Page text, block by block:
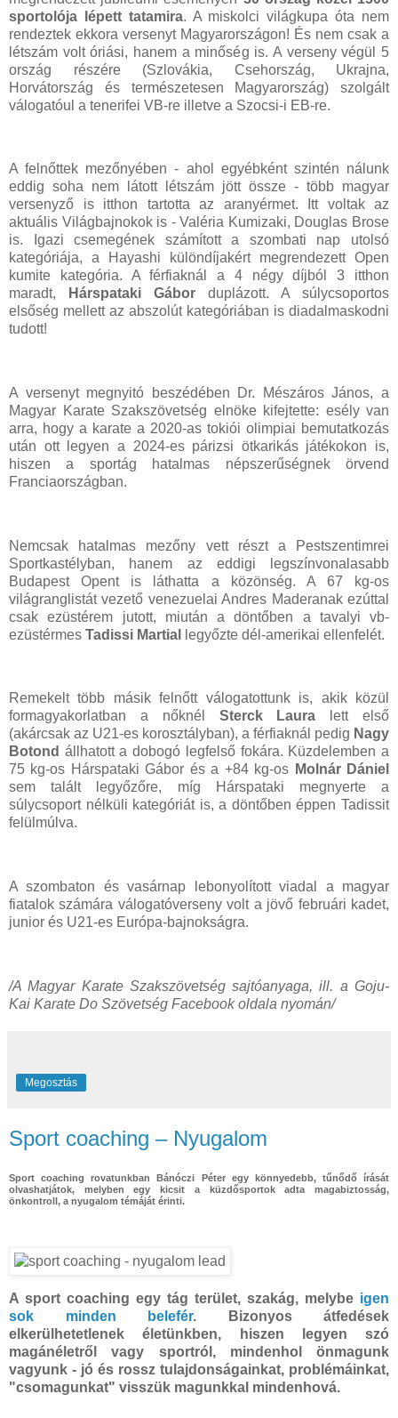
sportolója lépett tatamira. A miskolci világkupa óta nem
rendeztek ekkora versenyt Magyarországon! És nem csak a
létszám volt óriási, hanem a minőség is. A verseny végül 5
ország részére (Szlovákia, Csehország, Ukrajna,
Horvátország és természetesen Magyarország) szolgált
válogatóul a tenerifei VB-re illetve a Szocsi-i EB-re.
A felnőttek mezőnyében - ahol egyébként szintén nálunk
eddig soha nem látott létszám jött össze - több magyar
versenyző is itthon tartotta az aranyérmet. Itt voltak az
aktuális Világbajnokok is - Valéria Kumizaki, Douglas Brose
is. Igazi csemegének számított a szombati nap utolsó
kategóriája, a Hayashi különdíjakért megrendezett Open
kumite kategória. A férfiaknál a 4 négy díjból 3 itthon
maradt,
Hárspataki Gábor duplázott. A súlycsoportos
elsőség mellett az abszolút kategóriában is diadalmaskodni
tudott!
A versenyt megnyitó beszédében Dr. Mészáros János, a
Magyar Karate Szakszövetség elnöke kifejtette: esély van
arra, hogy a karate a 2020-as tokiói olimpiai bemutatkozás
után ott legyen a 2024-es párizsi ötkarikás játékokon is,
hiszen a sportág hatalmas népszerűségnek örvend
Franciaországban.
Nemcsak hatalmas mezőny vett részt a Pestszentimrei
Sportkastélyban, hanem az eddigi legszínvonalasabb
Budapest Opent is láthatta a közönség. A 67 kg-os
világranglistát vezető venezuelai Andres Maderanak ezúttal
csak ezüstérem jutott, miután a döntőben a tavalyi vb-
ezüstérmes Tadissi Martial legyőzte dél-amerikai ellenfelét.
Remekelt több másik felnőtt válogatottunk is, akik közül
formagyakorlatban a nőknél Sterck Laura lett első
(akárcsak az U21-es korosztályban), a férfiaknál pedig Nagy
Botond állhatott a dobogó legfelső fokára. Küzdelemben a
75 kg-os Hárspataki Gábor és a +84 kg-os Molnár Dániel
sem talált legyőzőre, míg Hárspataki megnyerte a
súlycsoport nélküli kategóriát is, a döntőben éppen Tadissit
felülmúlva.
A szombaton és vasárnap lebonyolított viadal a magyar
fiatalok számára válogatóverseny volt a jövő februári kadet,
junior és U21-es Európa-bajnokságra.
/A Magyar Karate Szakszövetség sajtóanyaga, ill. a Goju-
Kai Karate Do Szövetség Facebook oldala nyomán/
Megosztás
Sport coaching – Nyugalom
Sport coaching rovatunkban Bánóczi Péter egy könnyedebb, tűnődő írását
olvashatjátok, melyben egy kicsit a küzdősportok adta magabiztosság,
önkontroll, a nyugalom témáját érinti.
A sport coaching egy tág terület, szakág, melybe igen
sok minden belefér. Bizonyos átfedések
elkerülhetetlenek életünkben, hiszen legyen szó
magánéletről vagy sportról, mindenhol önmagunk
vagyunk - jó és rossz tulajdonságainkat, problémáinkat,
"csomagunkat" visszük magunkkal mindenhová.